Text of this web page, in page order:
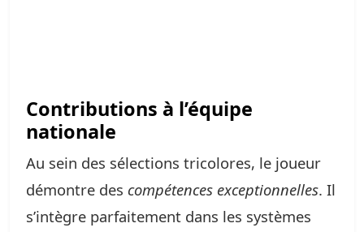
Contributions à l’équipe
nationale
Au sein des sélections tricolores, le joueur
démontre des compétences exceptionnelles. Il
s’intègre parfaitement dans les systèmes